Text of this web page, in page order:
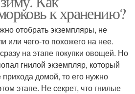
к хранению?
отобрать экземпляры, не
или чего-то похожего на нее.
на этапе покупки овощей. Но
гнилой экземпляр, который
домой, то его нужно
этапе. Не секрет, что гнилые